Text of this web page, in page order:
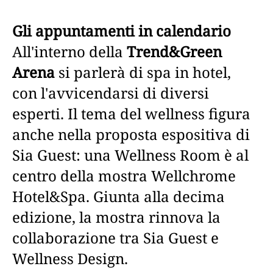
Gli appuntamenti in calendario
All'interno della Trend&Green
Arena si parlerà di spa in hotel,
con l'avvicendarsi di diversi
esperti. Il tema del wellness figura
anche nella proposta espositiva di
Sia Guest: una Wellness Room è al
centro della mostra Wellchrome
Hotel&Spa. Giunta alla decima
edizione, la mostra rinnova la
collaborazione tra Sia Guest e
Wellness Design.